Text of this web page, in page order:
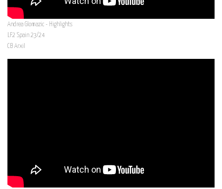
Andrea Glomazic - Highlights
LF2 Spain 23/24
CB Arxil